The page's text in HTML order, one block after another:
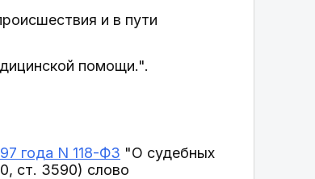
и в пути
помощи.".
года N 118-ФЗ "О судебных
ст. 3590) слово